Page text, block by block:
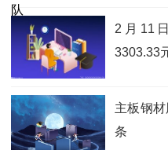
2月11
3303.33
主板钢
条